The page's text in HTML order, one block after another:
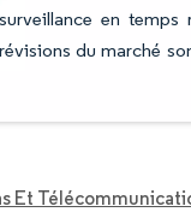
en
du marché
Et